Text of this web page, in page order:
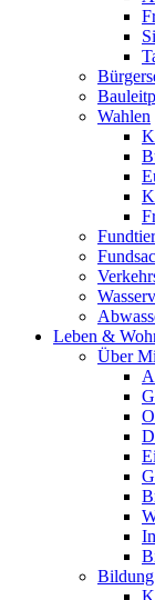
Wahlen
Leben &
Über
Bildung